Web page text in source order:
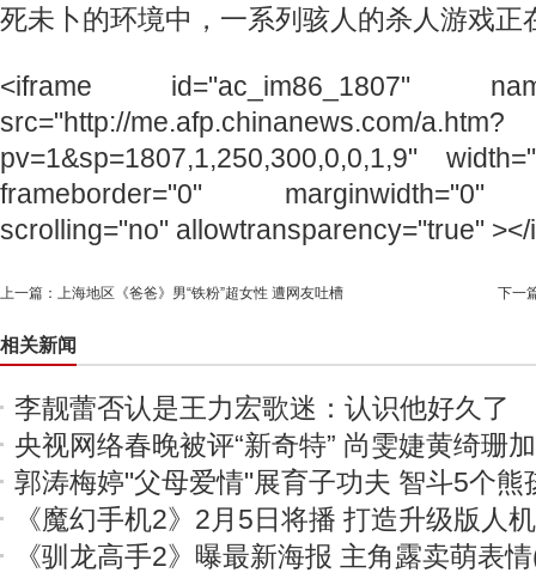
死未卜的环境中，一系列骇人的杀人游戏正
<iframe id="ac_im86_1807"
src="http://me.afp.chinanews.com/a.htm?
pv=1&sp=1807,1,250,300,0,0,1,9"
frameborder="0" marginwidth="0"
scrolling="no" allowtransparency="true"
上一篇： 上海地区《爸爸》男“铁粉”超女性 遭网友吐槽 下一
相关新闻
李靓蕾否认是王力宏歌迷：认识他好久了
央视网络春晚被评“新奇特” 尚雯婕黄绮珊
郭涛梅婷"父母爱情"展育子功夫 智斗5个熊
《魔幻手机2》2月5日将播 打造升级版人
《驯龙高手2》曝最新海报 主角露卖萌表